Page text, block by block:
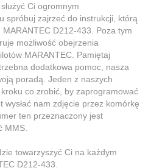
Ci ogromnym
spróbuj zajrzeć do instrukcji, którą
D212-433. Poza tym
możliwość obejrzenia
MARANTEC. Pamiętaj
dodatkowa pomoc, nasza
poradą. Jeden z naszych
co zrobić, by zaprogramować
nam zdjęcie przez komórkę
ten przeznaczony jest
MMS.
towarzyszyć Ci na każdym
D212-433.